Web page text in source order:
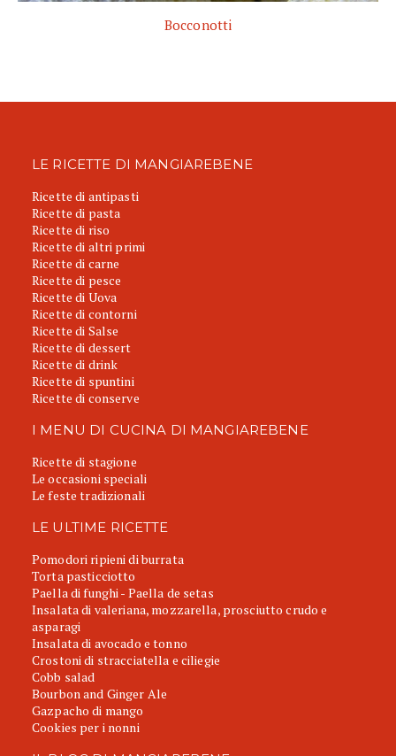
Bocconotti
LE RICETTE DI MANGIAREBENE
Ricette di antipasti
Ricette di pasta
Ricette di riso
Ricette di altri primi
Ricette di carne
Ricette di pesce
Ricette di Uova
Ricette di contorni
Ricette di Salse
Ricette di dessert
Ricette di drink
Ricette di spuntini
Ricette di conserve
I MENU DI CUCINA DI MANGIAREBENE
Ricette di stagione
Le occasioni speciali
Le feste tradizionali
LE ULTIME RICETTE
Pomodori ripieni di burrata
Torta pasticciotto
Paella di funghi - Paella de setas
Insalata di valeriana, mozzarella, prosciutto crudo e
asparagi
Insalata di avocado e tonno
Crostoni di stracciatella e ciliegie
Cobb salad
Bourbon and Ginger Ale
Gazpacho di mango
Cookies per i nonni